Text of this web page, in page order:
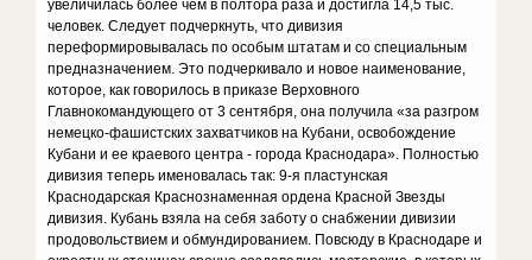
увеличилась более чем в полтора раза и достигла 14,5 тыс.
человек. Следует подчеркнуть, что дивизия
переформировывалась по особым штатам и со специальным
предназначением. Это подчеркивало и новое наименование,
которое, как говорилось в приказе Верховного
Главнокомандующего от 3 сентября, она получила «за разгром
немецко-фашистских захватчиков на Кубани, освобождение
Кубани и ее краевого центра - города Краснодара». Полностью
дивизия теперь именовалась так: 9-я пластунская
Краснодарская Краснознаменная ордена Красной Звезды
дивизия. Кубань взяла на себя заботу о снабжении дивизии
продовольствием и обмундированием. Повсюду в Краснодаре и